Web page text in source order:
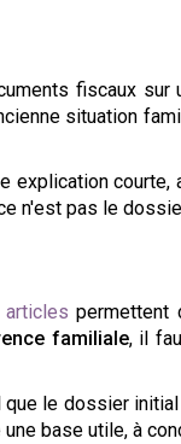
fiscaux sur
situation
explication
n'est pas le
articles permettent
familiale, il
le dossier
base utile, à